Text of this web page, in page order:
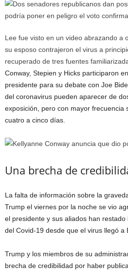
Lee fue visto en un video abrazando a
su esposo contrajeron el virus a
recuperado de tres fuentes
Conway, Stepien y Hicks participaron
presidente para su debate con Joe
del coronavirus pueden aparecer de
exposición, pero con mayor frecuencia
cuatro a cinco días.
Una brecha de
La falta de información sobre la
Trump el viernes por la noche se vio
el presidente y sus aliados han
del Covid-19 desde que el virus llegó a
Trump y los miembros de su
brecha de credibilidad por haber